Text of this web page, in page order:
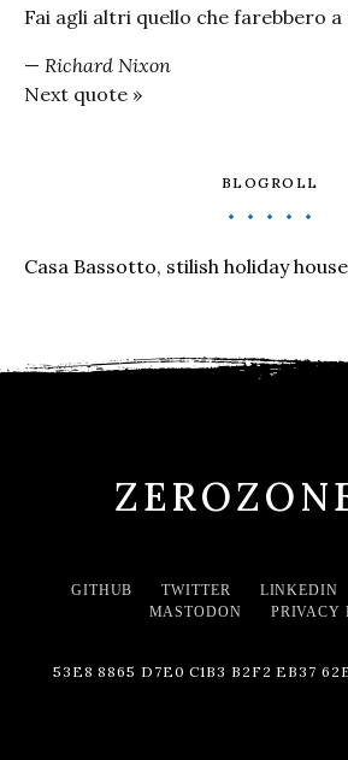
Fai agli altri quello che farebbero a
— Richard Nixon
Next quote »
BLOGROLL
Casa Bassotto, stilish holiday
GITHUB TWITTER LINKEDIN
MASTODON
PRIVACY
53E8 8865 D7E0 C1B3 B2F2 EB37